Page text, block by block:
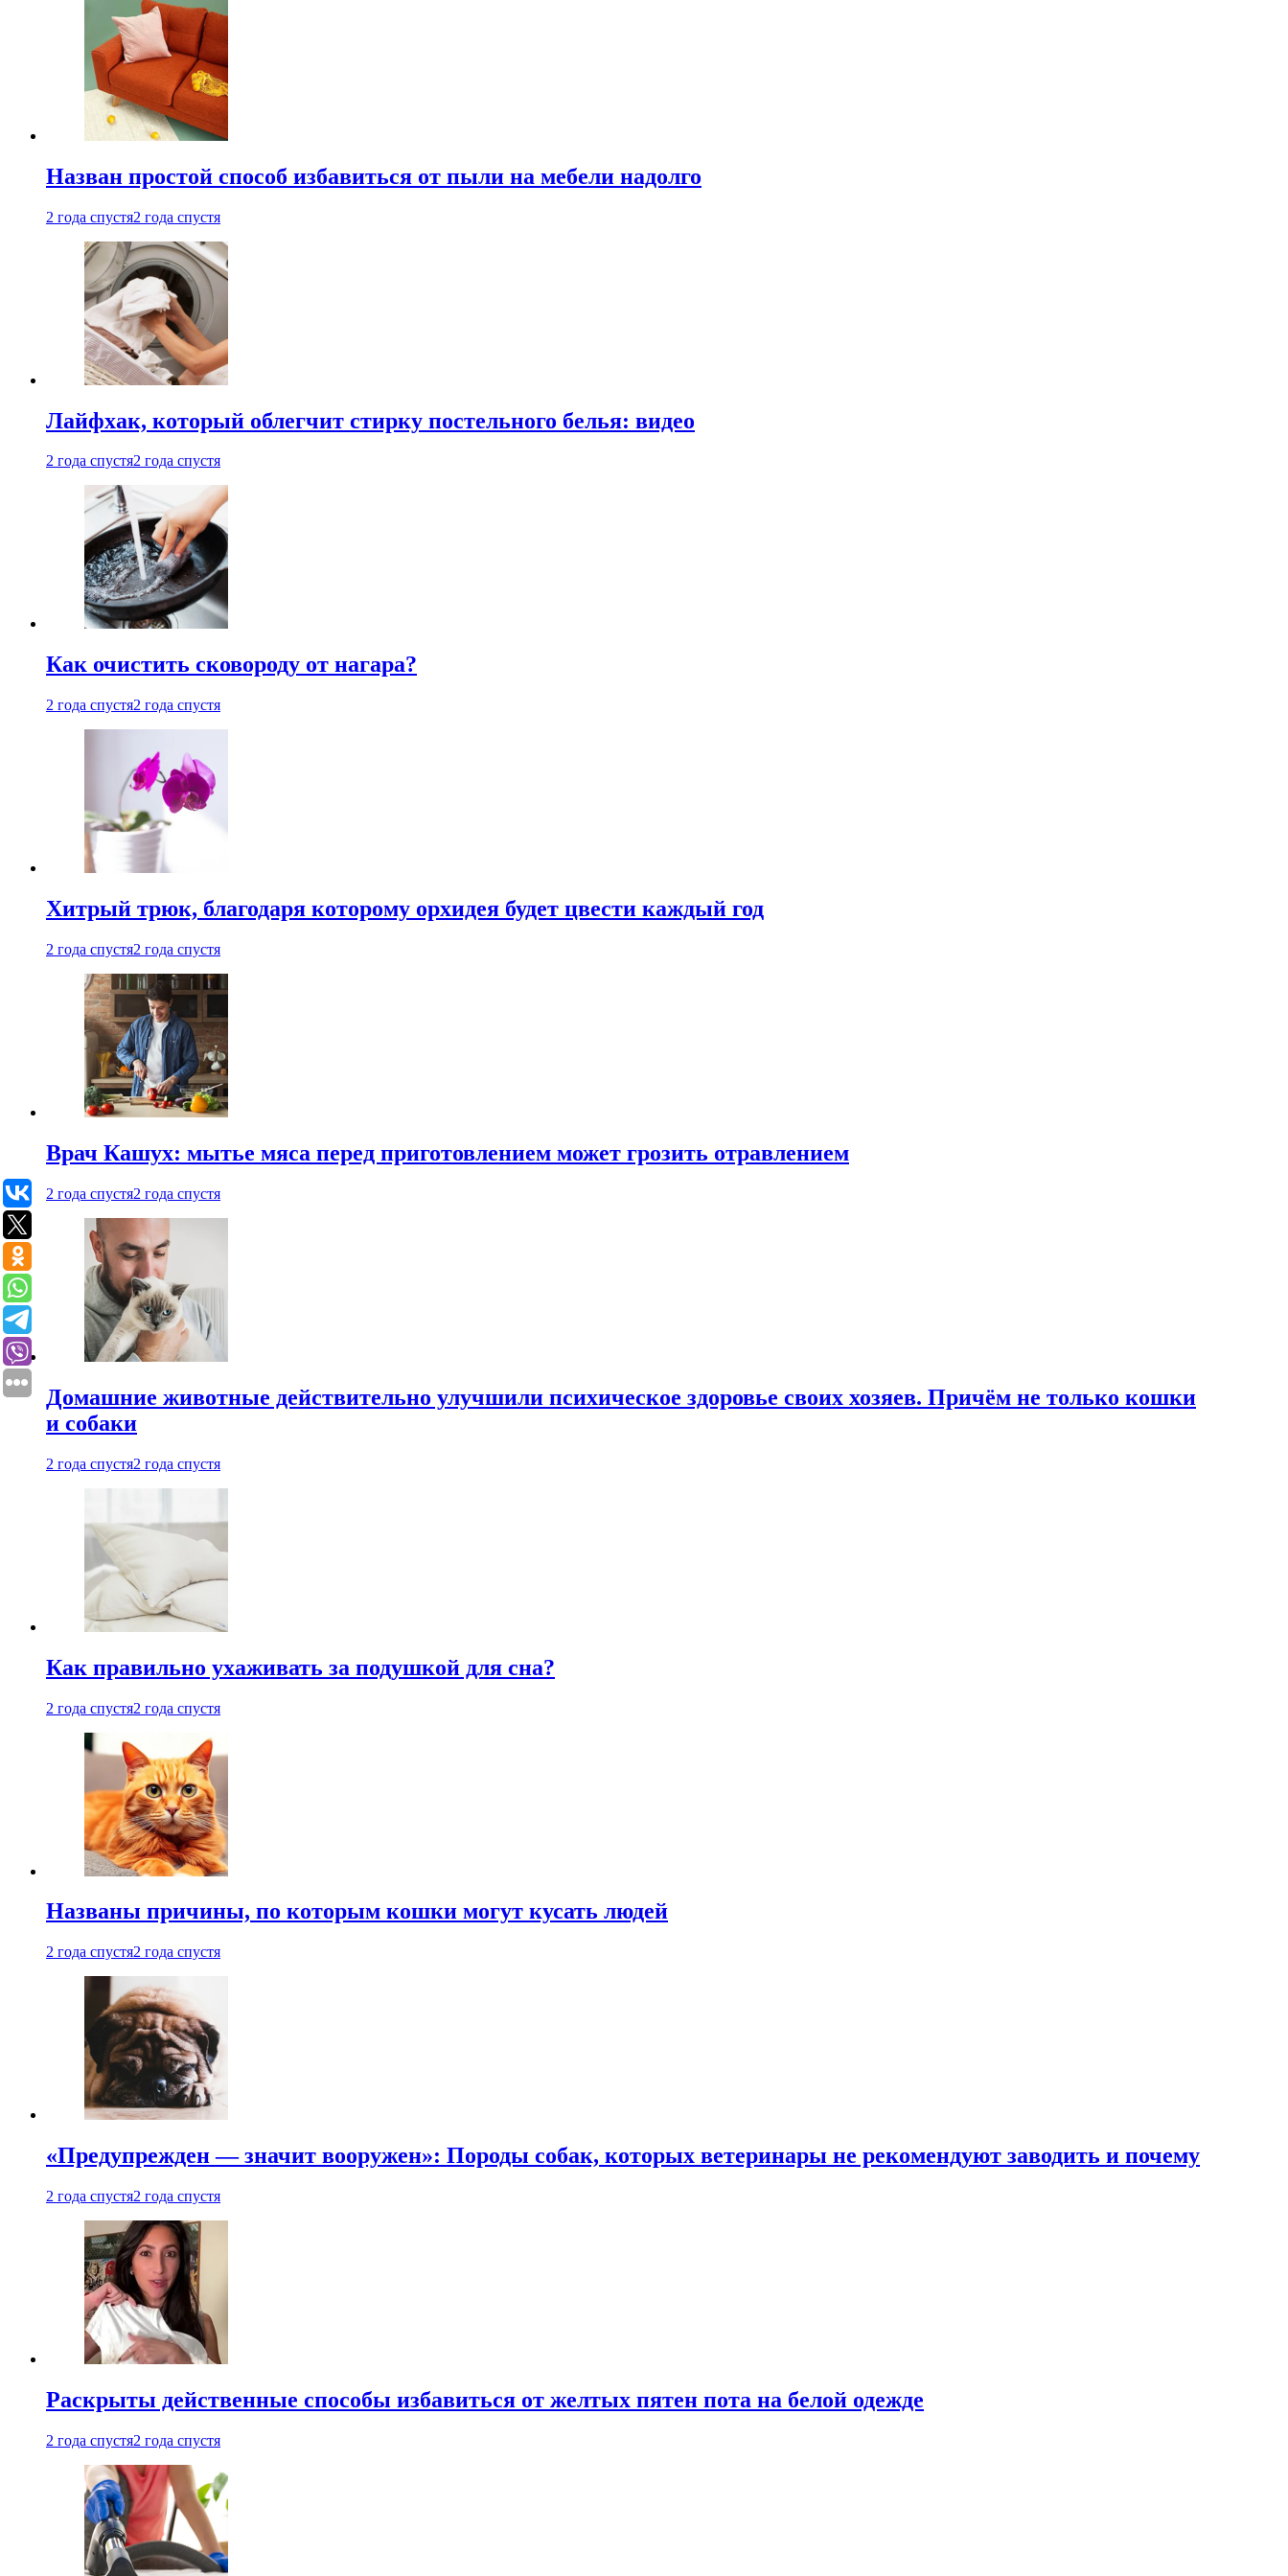
Назван простой способ избавиться от пыли на мебели надолго
2 года спустя2 года спустя
Лайфхак, который облегчит стирку постельного белья: видео
2 года спустя2 года спустя
Как очистить сковороду от нагара?
2 года спустя2 года спустя
Хитрый трюк, благодаря которому орхидея будет цвести каждый год
2 года спустя2 года спустя
Врач Кашух: мытье мяса перед приготовлением может грозить отравлением
2 года спустя2 года спустя
Домашние животные действительно улучшили психическое здоровье своих хозяев. Причём не только кошки
и собаки
2 года спустя2 года спустя
Как правильно ухаживать за подушкой для сна?
2 года спустя2 года спустя
Названы причины, по которым кошки могут кусать людей
2 года спустя2 года спустя
«Предупрежден — значит вооружен»: Породы собак, которых ветеринары не рекомендуют заводить и почему
2 года спустя2 года спустя
Раскрыты действенные способы избавиться от желтых пятен пота на белой одежде
2 года спустя2 года спустя